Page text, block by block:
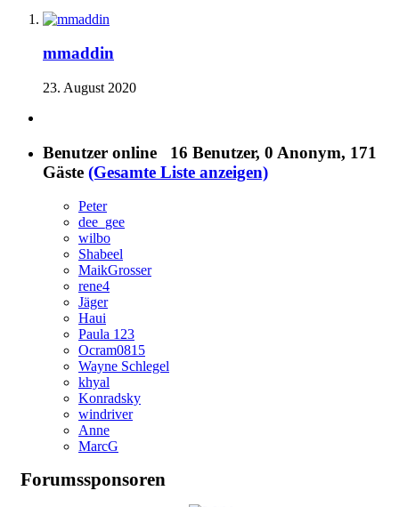
mmaddin
23. August 2020
Benutzer online 16 Benutzer, 0 Anonym, 171
Gäste (Gesamte Liste anzeigen)
Peter
dee_gee
wilbo
Shabeel
MaikGrosser
rene4
Jäger
Haui
Paula 123
Ocram0815
Wayne Schlegel
khyal
Konradsky
windriver
Anne
MarcG
Forumssponsoren